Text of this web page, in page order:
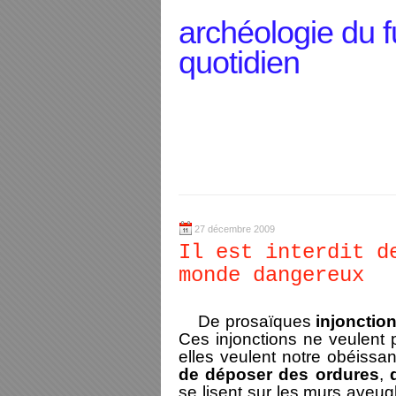
archéologie du
quotidien
27 décembre 2009
Il est interdit
monde dangereux
De prosaïques
Ces injonctions ne veulent
elles veulent notre
de déposer des ordures,
se lisent sur les murs